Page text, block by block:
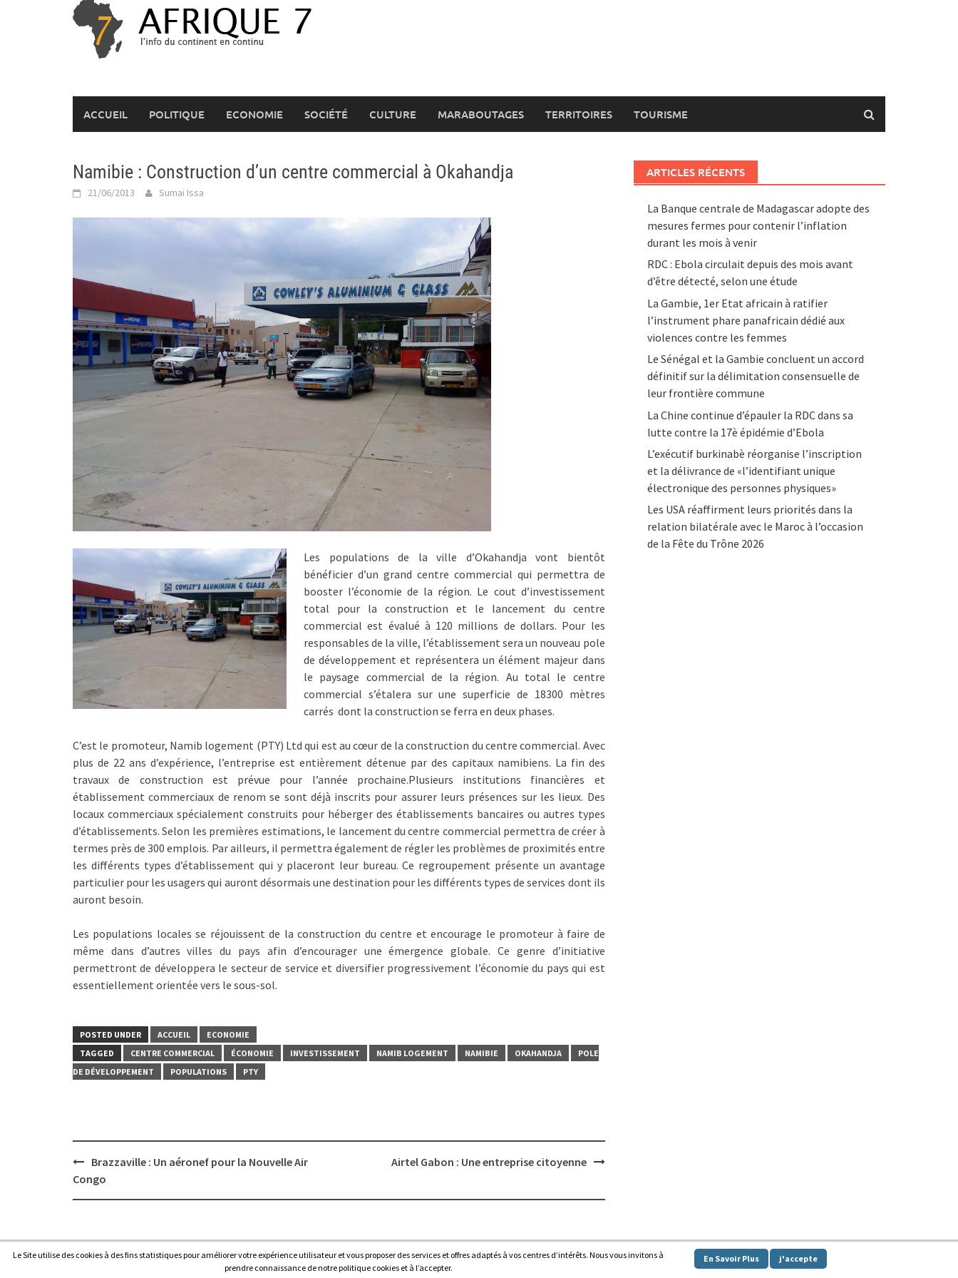
ACCUEIL POLITIQUE ECONOMIE SOCIÉTÉ CULTURE MARABOUTAGES TERRITOIRES TOURISME
Namibie : Construction d’un centre commercial à Okahandja
21/06/2013 Sumai Issa
Les populations de la ville d’Okahandja vont bientôt
bénéficier d’un grand centre commercial qui permettra de
booster l’économie de la région. Le cout d’investissement
total pour la construction et le lancement du centre
commercial est évalué à 120 millions de dollars. Pour les
responsables de la ville, l’établissement sera un nouveau pole
de développement et représentera un élément majeur dans
le paysage commercial de la région. Au total le centre
commercial s’étalera sur une superficie de 18300 mètres
carrés dont la construction se ferra en deux phases.
C’est le promoteur, Namib logement (PTY) Ltd qui est au cœur de la construction du centre commercial. Avec
plus de 22 ans d’expérience, l’entreprise est entièrement détenue par des capitaux namibiens. La fin des
travaux de construction est prévue pour l’année prochaine.Plusieurs institutions financières et
établissement commerciaux de renom se sont déjà inscrits pour assurer leurs présences sur les lieux. Des
locaux commerciaux spécialement construits pour héberger des établissements bancaires ou autres types
d’établissements. Selon les premières estimations, le lancement du centre commercial permettra de créer à
termes près de 300 emplois. Par ailleurs, il permettra également de régler les problèmes de proximités entre
les différents types d’établissement qui y placeront leur bureau. Ce regroupement présente un avantage
particulier pour les usagers qui auront désormais une destination pour les différents types de services dont ils
auront besoin.
Les populations locales se réjouissent de la construction du centre et encourage le promoteur à faire de
même dans d’autres villes du pays afin d’encourager une émergence globale. Ce genre d’initiative
permettront de développera le secteur de service et diversifier progressivement l’économie du pays qui est
essentiellement orientée vers le sous-sol.
POSTED UNDER ACCUEIL
ECONOMIE
TAGGED
CENTRE COMMERCIAL ÉCONOMIE INVESTISSEMENT NAMIB LOGEMENT NAMIBIE OKAHANDJA
POLE
DE DÉVELOPPEMENT
POPULATIONS PTY
Post
navigation
Brazzaville : Un aéronef pour la Nouvelle Air
Congo
Airtel Gabon : Une entreprise citoyenne
ARTICLES RÉCENTS
La Banque centrale de Madagascar adopte des
mesures fermes pour contenir l’inflation
durant les mois à venir
RDC : Ebola circulait depuis des mois avant
d’être détecté, selon une étude
La Gambie, 1er Etat africain à ratifier
l’instrument phare panafricain dédié aux
violences contre les femmes
Le Sénégal et la Gambie concluent un accord
définitif sur la délimitation consensuelle de
leur frontière commune
La Chine continue d’épauler la RDC dans sa
lutte contre la 17è épidémie d’Ebola
L’exécutif burkinabè réorganise l’inscription
et la délivrance de «l’identifiant unique
électronique des personnes physiques»
Les USA réaffirment leurs priorités dans la
relation bilatérale avec le Maroc à l’occasion
de la Fête du Trône 2026
Afrique7, l’info du continent en continu. Proudly powered by WordPress.|Theme: Awaken by
Le Site utilise des cookies à des fins statistiques pour améliorer votre expérience utilisateur et vous proposer des services et offres adaptés à vos centres d’intérêts. Nous vous invitons à
prendre connaissance de notre politique cookies et à l’accepter.
En Savoir Plus j'accepte